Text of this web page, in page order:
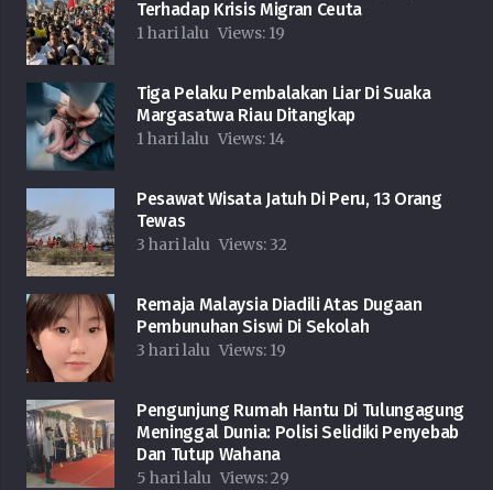
Terhadap Krisis Migran Ceuta
1 hari lalu Views: 19
Tiga Pelaku Pembalakan Liar Di Suaka
Margasatwa Riau Ditangkap
1 hari lalu Views: 14
Pesawat Wisata Jatuh Di Peru, 13 Orang
Tewas
3 hari lalu Views: 32
Remaja Malaysia Diadili Atas Dugaan
Pembunuhan Siswi Di Sekolah
3 hari lalu Views: 19
Pengunjung Rumah Hantu Di Tulungagung
Meninggal Dunia: Polisi Selidiki Penyebab
Dan Tutup Wahana
5 hari lalu Views:29